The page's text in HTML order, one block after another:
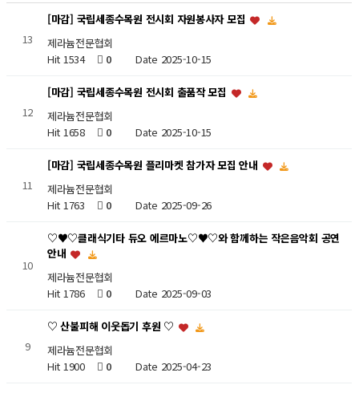
13
[마감] 국립세종수목원 전시회 자원봉사자 모집
제라늄전문협회
Hit 1534
0 Date 2025-10-15
12
[마감] 국립세종수목원 전시회 출품작 모집
제라늄전문협회
Hit 1658
0 Date 2025-10-15
11
[마감] 국립세종수목원 플리마켓 참가자 모집 안내
제라늄전문협회
Hit 1763
0 Date 2025-09-26
10
♡♥♡클래식기타 듀오 에르마노♡♥♡와 함께하는 작은음악회 공연
안내
제라늄전문협회
Hit 1786
0 Date 2025-09-03
9
♡ 산불피해 이웃돕기 후원 ♡
제라늄전문협회
Hit 1900
0 Date 2025-04-23